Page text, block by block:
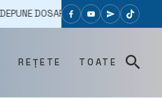
PÂNĂ LA 11 NOIEMBRIE
REȚETE TOATE